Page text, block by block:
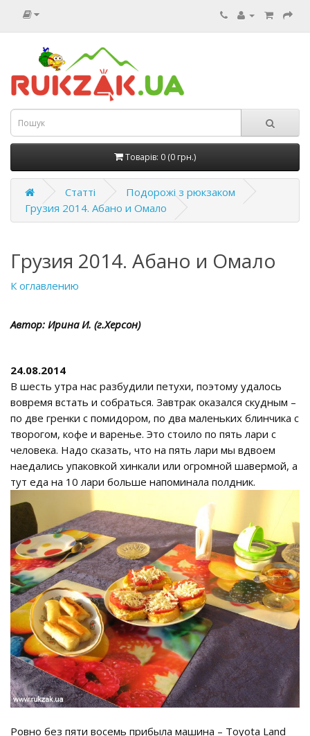
Товарів: 0 (0 грн.)
Статті
Подорожі з рюкзаком
Грузия 2014. Абано и Омало
Грузия 2014. Абано и Омало
К оглавлению
Автор: Ирина И. (г.Херсон)
24.08.2014
В шесть утра нас разбудили петухи, поэтому удалось
вовремя встать и собраться. Завтрак оказался скудным –
по две гренки с помидором, по два маленьких блинчика с
творогом, кофе и варенье. Это стоило по пять лари с
человека. Надо сказать, что на пять лари мы вдвоем
наедались упаковкой хинкали или огромной шавермой, а
тут еда на 10 лари больше напоминала полдник.
Ровно без пяти восемь прибыла машина – Toyota Land